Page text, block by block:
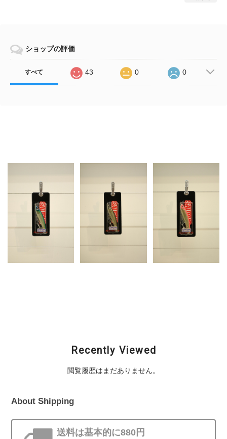
ショップの評価
すべて 43 0 0
Recently Viewed
閲覧履歴はまだありません。
About Shipping
送料は基本的に880円